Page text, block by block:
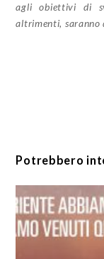
agli obiettivi di
altrimenti, saranno
Potrebbero